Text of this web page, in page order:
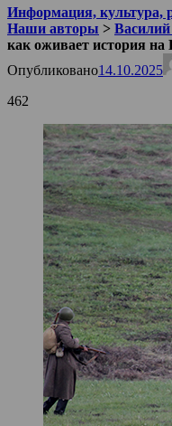
Информация, культура,
Наши авторы >
как оживает история на
Опубликовано14.10.2025
462